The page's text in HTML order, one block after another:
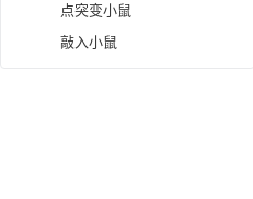
点突变小鼠
敲入小鼠